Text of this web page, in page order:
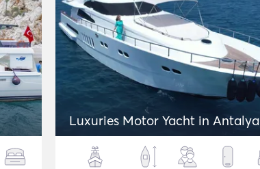
Luxuries Motor Yacht in Antalya